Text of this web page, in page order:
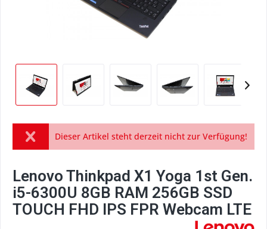
Dieser Artikel steht derzeit nicht zur Verfügung!
Lenovo Thinkpad X1 Yoga 1st Gen.
i5-6300U 8GB RAM 256GB SSD
TOUCH FHD IPS FPR Webcam LTE